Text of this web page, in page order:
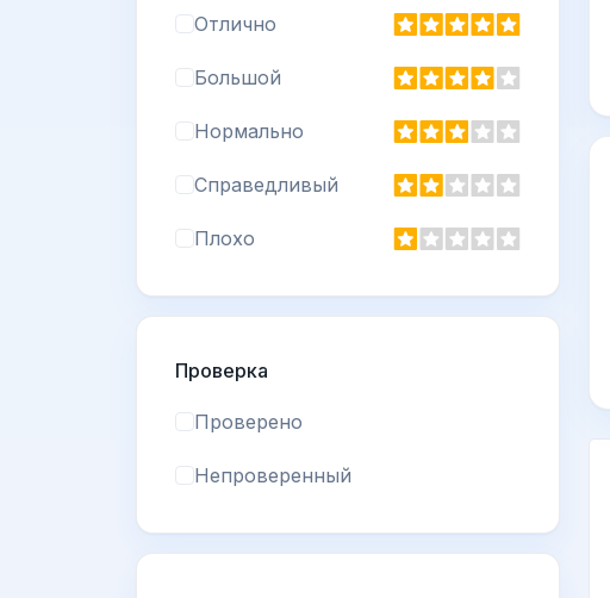
Отлично
Большой
Нормально
Справедливый
Плохо
Проверка
Проверено
Непроверенный